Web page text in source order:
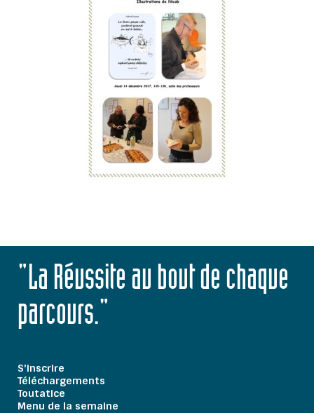
"La Réussite au bout de chaque
parcours."
S'inscrire
Téléchargements
Toutatice
Menu de la semaine